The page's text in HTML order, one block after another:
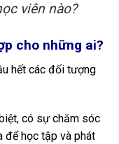
viên nào?
cho những ai?
hết các đối tượng
có sự chăm sóc
để học tập và phát